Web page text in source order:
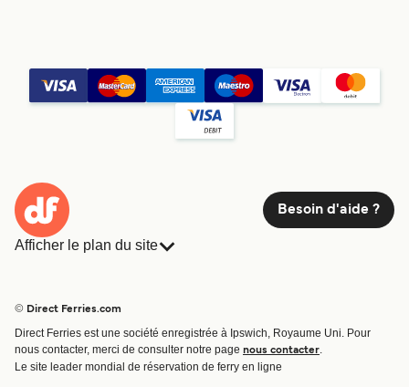
Besoin d'aide ?
Afficher le plan du site
Traversées et ports
Billet de bateau
© Direct Ferries.com
Direct Ferries est une société enregistrée à Ipswich, Royaume Uni. Pour
nous contacter, merci de consulter notre page nous contacter
Le site leader mondial de réservation de ferry en ligne